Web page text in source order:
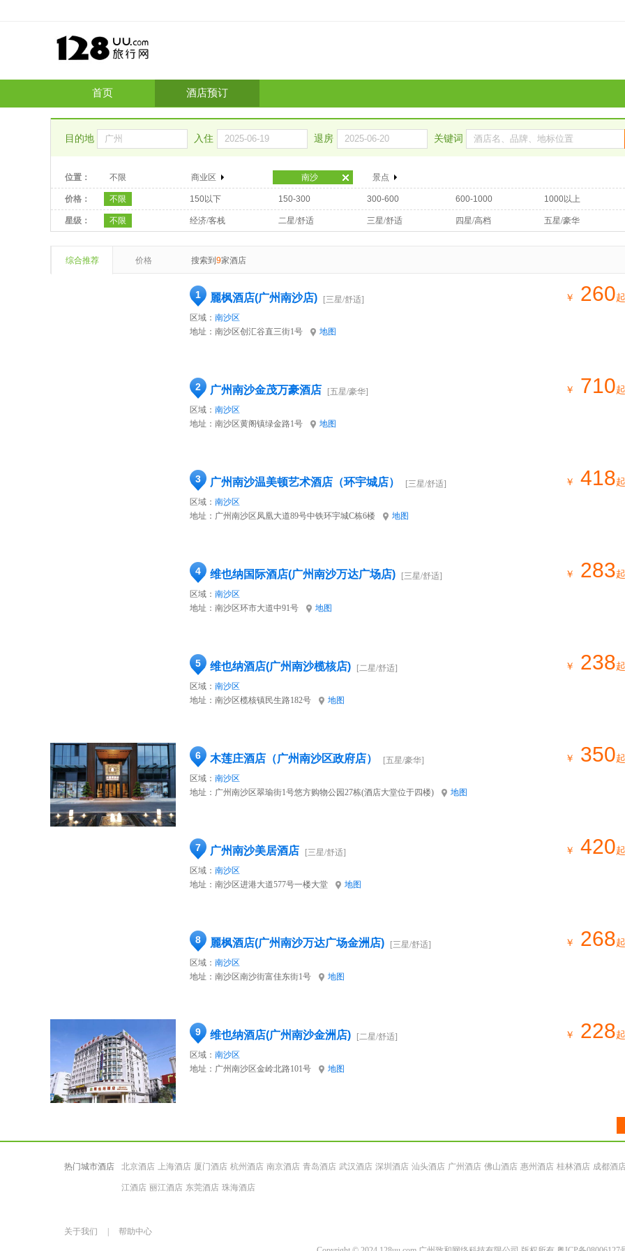
首页 酒店预订
目的地 入住 退房 关键词
位置： 不限 商业区 南沙 景点
价格： 不限 150以下 150-300 300-600 600-1000 1000以上
星级： 不限 经济/客栈 二星/舒适 三星/舒适 四星/高档 五星/豪华
综合推荐 价格 搜索到 9家酒店
1 麗枫酒店(广州南沙店)
[三星/舒适]
区域： 南沙区
地址： 南沙区创汇谷直三街1号 地图
￥ 260起
2 广州南沙金茂万豪酒店
[五星/豪华]
区域： 南沙区
地址： 南沙区黄阁镇绿金路1号 地图
￥ 710起
3 广州南沙温美顿艺术酒店（环宇城店）
[三星/舒适]
区域： 南沙区
地址： 广州南沙区凤凰大道89号中铁环宇城C栋6楼 地图
￥ 418起
4 维也纳国际酒店(广州南沙万达广场店)
[三星/舒适]
区域： 南沙区
地址： 南沙区环市大道中91号 地图
￥ 283起
5 维也纳酒店(广州南沙榄核店)
[二星/舒适]
区域： 南沙区
地址： 南沙区榄核镇民生路182号 地图
￥ 238起
6 木莲庄酒店（广州南沙区政府店）
[五星/豪华]
区域： 南沙区
地址： 广州南沙区翠瑜街1号悠方购物公园27栋(酒店大堂位于四楼) 地图
￥ 350起
7 广州南沙美居酒店
[三星/舒适]
区域： 南沙区
地址： 南沙区进港大道577号一楼大堂 地图
￥ 420起
8 麗枫酒店(广州南沙万达广场金洲店)
[三星/舒适]
区域： 南沙区
地址： 南沙区南沙街富佳东街1号 地图
￥ 268起
9 维也纳酒店(广州南沙金洲店)
[二星/舒适]
区域： 南沙区
地址： 广州南沙区金岭北路101号 地图
￥ 228起
热门城市酒店 北京酒店 上海酒店 厦门酒店 杭州酒店 南京酒店 青岛酒店 武汉酒店 深圳酒店 汕头酒店 广州酒店 佛山酒店 惠州酒店 桂林酒店 成都酒
江酒店 丽江酒店 东莞酒店 珠海酒店
关于我们
帮助中心